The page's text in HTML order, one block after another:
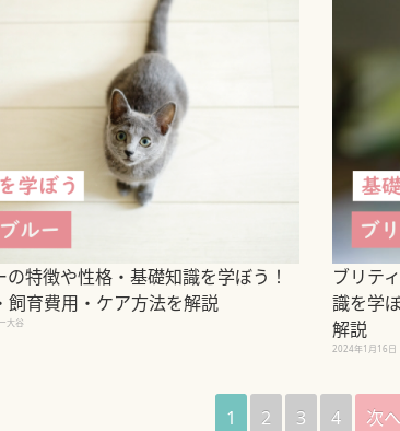
の特徴や性格・基礎知識を学ぼう！
飼育費用・ケア方法を解説
大谷
ブリテ
識を学
解説
2024年1月16日
1 2 3 4 次へ